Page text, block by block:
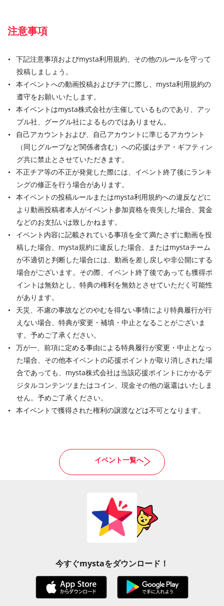
注意事項
下記注意事項およびmysta利用規約、その他のルールを守って
投稿しましょう。
本イベントへの動画投稿およびチアに際し、mysta利用規約の
遵守をお願いいたします。
本イベントはmysta株式会社が主催しているものであり、アッ
プル社、グーグル社によるものではありません。
自己アカウントおよび、自己アカウントに準じるアカウント
（同じグループなど関係者含む）への応援はチア・ギフティン
グ共に禁止とさせていただきます。
不正チア等の不正が発覚した際には、イベント終了後にランキ
ングの修正を行う場合があります。
本イベントの投稿ルールまたはmysta利用規約への違反などに
より動画投稿者本人がイベント参加資格を喪失した場合、賞金
などのお支払いは致しかねます。
イベント内容に記載されている事項を全て満たさずに動画を投
稿した場合、mysta規約に違反した場合、またはmystaチーム
が不適切と判断した場合には、動画を差し戻しや非公開にする
場合がございます。その際、イベント終了後であっても獲得ポ
イントは無効とし、特典の権利を無効とさせていただく可能性
があります。
天災、不慮の事故などのやむを得ない事情により特典履行が行
えない場合、特典が変更・補填・中止となることがございま
す。予めご了承ください。
万が一、前項に定める事由による特典履行が変更・中止となっ
た場合、その他本イベントの応援ポイントが取り消しされた場
合であっても、mysta株式会社は当該応援ポイントにかかるデ
ジタルコンテンツまたはコイン、現金その他の返還はいたしま
せん。予めご了承ください。
本イベントで獲得された権利の譲渡などは不可となります。
イベント一覧へ
今すぐmystaをダウンロード！